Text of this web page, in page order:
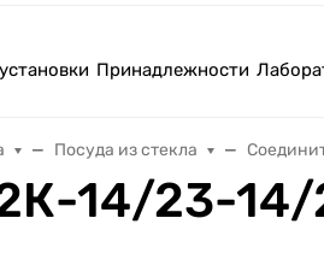
Принадлежности
Посуда из стекла
14/23-